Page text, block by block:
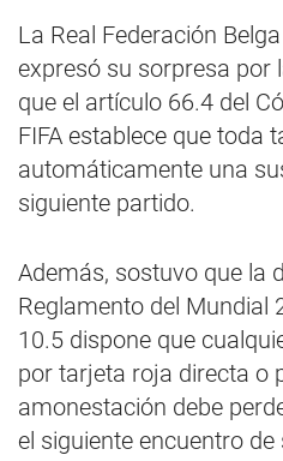
La Real Federación
expresó su sorpresa por
que el artículo 66.4 del
FIFA establece que toda
automáticamente una
siguiente partido.
Además, sostuvo que la
Reglamento del Mundial
10.5 dispone que
por tarjeta roja directa o
amonestación debe
el siguiente encuentro de